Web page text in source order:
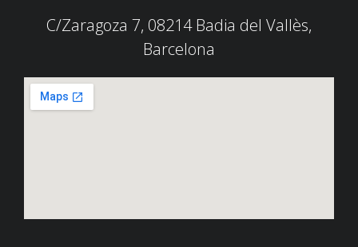
C/Zaragoza 7, 08214 Badia del Vallès,
Barcelona